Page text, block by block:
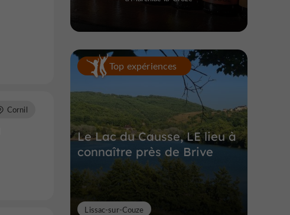
Cornil
Top expériences
Le Lac du Causse, LE lieu à
connaître près de Brive
Lissac-sur-Couze